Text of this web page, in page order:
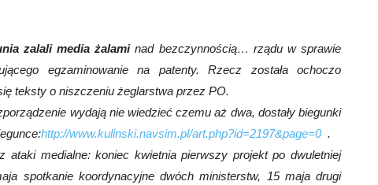
zalali media żalaminad bezczynnością… rządu w sprawie
egzaminowanie na patenty. Rzecz została ochoczo
teksty o niszczeniu żeglarstwa przez PO.
wydają nie wiedzieć czemu aż dwa, dostały biegunki
http://www.kulinski.navsim.pl/art.php?id=2197&page=0.
ataki medialne: koniec kwietnia pierwszy projekt po dwuletniej
spotkanie koordynacyjne dwóch ministerstw, 15 maja drugi